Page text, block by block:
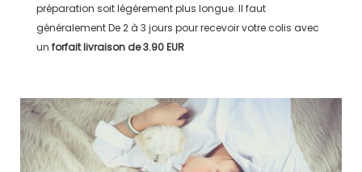
préparation soit légérement plus longue. Il faut
généralementDe 2 à 3 jours pour recevoir votre colis avec
un forfait livraison de3.90 EUR